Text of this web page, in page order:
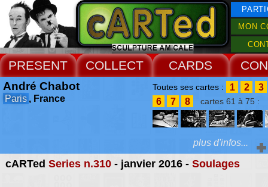
MON
PRESENT COLLECT CARDS
cARTed Series n.310- janvier 2016 - Soulages
André Chabot
Paris , France
Toutes ses cartes : 1 2
3
6
7 8 cartes 61 à 75 :
Extras :
plus d'infos...